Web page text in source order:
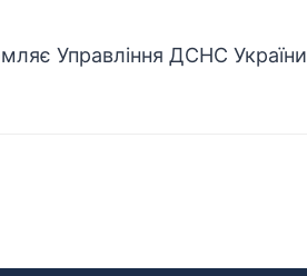
Управління ДСНС України